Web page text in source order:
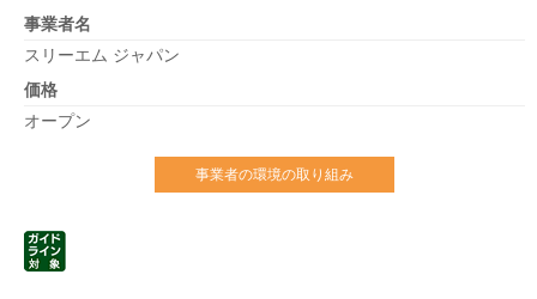
事業者名
スリーエム ジャパン
価格
オープン
事業者の環境の取り組み